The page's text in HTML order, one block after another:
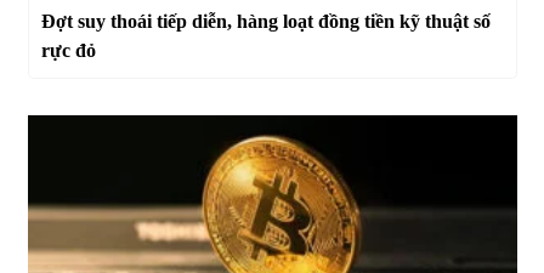
Đợt suy thoái tiếp diễn, hàng loạt đồng tiền kỹ thuật số
rực đỏ